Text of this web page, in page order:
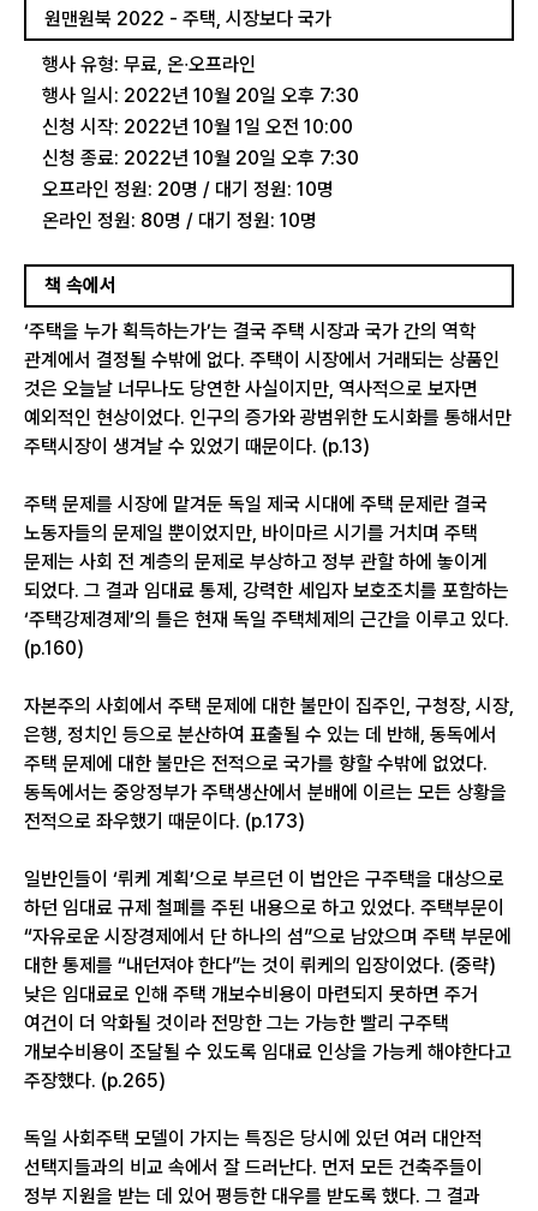
원맨원북 2022 - 주택, 시장보다 국가
행사 유형: 무료, 온∙오프라인
행사 일시: 2022년 10월 20일 오후 7:30
신청 시작: 2022년 10월 1일 오전 10:00
신청 종료: 2022년 10월 20일 오후 7:30
오프라인 정원: 20명 / 대기 정원: 10명
온라인 정원: 80명 / 대기 정원: 10명
책 속에서
‘주택을 누가 획득하는가’는 결국 주택 시장과 국가 간의 역학
관계에서 결정될 수밖에 없다. 주택이 시장에서 거래되는 상품인
것은 오늘날 너무나도 당연한 사실이지만, 역사적으로 보자면
예외적인 현상이었다. 인구의 증가와 광범위한 도시화를 통해서만
주택시장이 생겨날 수 있었기 때문이다. (p.13)
주택 문제를 시장에 맡겨둔 독일 제국 시대에 주택 문제란 결국
노동자들의 문제일 뿐이었지만, 바이마르 시기를 거치며 주택
문제는 사회 전 계층의 문제로 부상하고 정부 관할 하에 놓이게
되었다. 그 결과 임대료 통제, 강력한 세입자 보호조치를 포함하는
‘주택강제경제’의 틀은 현재 독일 주택체제의 근간을 이루고 있다.
(p.160)
자본주의 사회에서 주택 문제에 대한 불만이 집주인, 구청장, 시장,
은행, 정치인 등으로 분산하여 표출될 수 있는 데 반해, 동독에서
주택 문제에 대한 불만은 전적으로 국가를 향할 수밖에 없었다.
동독에서는 중앙정부가 주택생산에서 분배에 이르는 모든 상황을
전적으로 좌우했기 때문이다. (p.173)
일반인들이 ‘뤼케 계획’으로 부르던 이 법안은 구주택을 대상으로
하던 임대료 규제 철폐를 주된 내용으로 하고 있었다. 주택부문이
“자유로운 시장경제에서 단 하나의 섬”으로 남았으며 주택 부문에
대한 통제를 “내던져야 한다”는 것이 뤼케의 입장이었다. (중략)
낮은 임대료로 인해 주택 개보수비용이 마련되지 못하면 주거
여건이 더 악화될 것이라 전망한 그는 가능한 빨리 구주택
개보수비용이 조달될 수 있도록 임대료 인상을 가능케 해야한다고
주장했다. (p.265)
독일 사회주택 모델이 가지는 특징은 당시에 있던 여러 대안적
선택지들과의 비교 속에서 잘 드러난다. 먼저 모든 건축주들이
정부 지원을 받는 데 있어 평등한 대우를 받도록 했다. 그 결과